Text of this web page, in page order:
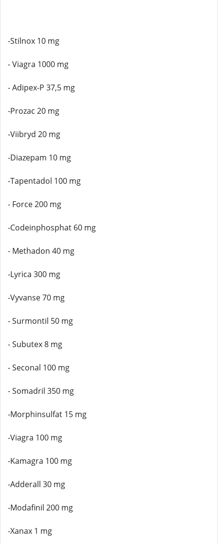
-Stilnox 10 mg
- Viagra 1000 mg
- Adipex-P 37,5 mg
-Prozac 20 mg
-Viibryd 20 mg
-Diazepam 10 mg
-Tapentadol 100 mg
- Force 200 mg
-Codeinphosphat 60 mg
- Methadon 40 mg
-Lyrica 300 mg
-Vyvanse 70 mg
- Surmontil 50 mg
- Subutex 8 mg
- Seconal 100 mg
- Somadril 350 mg
-Morphinsulfat 15 mg
-Viagra 100 mg
-Kamagra 100 mg
-Adderall 30 mg
-Modafinil 200 mg
-Xanax 1 mg